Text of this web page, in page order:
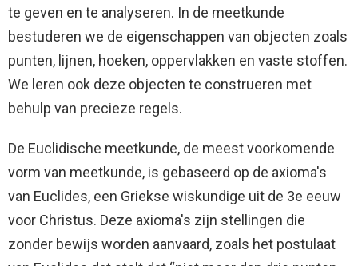
te geven en te analyseren. In de meetkunde
bestuderen we de eigenschappen van objecten zoals
punten, lijnen, hoeken, oppervlakken en vaste stoffen.
We leren ook deze objecten te construeren met
behulp van precieze regels.
De Euclidische meetkunde, de meest voorkomende
vorm van meetkunde, is gebaseerd op de axioma's
van Euclides, een Griekse wiskundige uit de 3e eeuw
voor Christus. Deze axioma's zijn stellingen die
zonder bewijs worden aanvaard, zoals het postulaat